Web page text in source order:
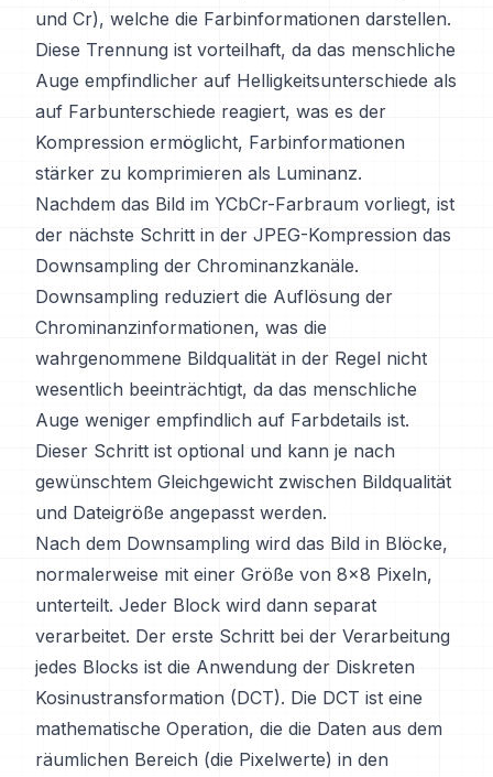
und Cr), welche die Farbinformationen darstellen.
Diese Trennung ist vorteilhaft, da das menschliche
Auge empfindlicher auf Helligkeitsunterschiede als
auf Farbunterschiede reagiert, was es der
Kompression ermöglicht, Farbinformationen
stärker zu komprimieren als Luminanz.
Nachdem das Bild im YCbCr-Farbraum vorliegt, ist
der nächste Schritt in der JPEG-Kompression das
Downsampling der Chrominanzkanäle.
Downsampling reduziert die Auflösung der
Chrominanzinformationen, was die
wahrgenommene Bildqualität in der Regel nicht
wesentlich beeinträchtigt, da das menschliche
Auge weniger empfindlich auf Farbdetails ist.
Dieser Schritt ist optional und kann je nach
gewünschtem Gleichgewicht zwischen Bildqualität
und Dateigröße angepasst werden.
Nach dem Downsampling wird das Bild in Blöcke,
normalerweise mit einer Größe von 8x8 Pixeln,
unterteilt. Jeder Block wird dann separat
verarbeitet. Der erste Schritt bei der Verarbeitung
jedes Blocks ist die Anwendung der Diskreten
Kosinustransformation (DCT). Die DCT ist eine
mathematische Operation, die die Daten aus dem
räumlichen Bereich (die Pixelwerte) in den